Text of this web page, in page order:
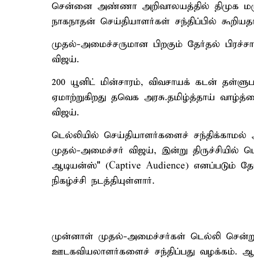
சென்னை அண்ணா அறிவாலயத்தில் திமுக
நாகநாதன் செய்தியாளர்கள் சந்திப்பில்
முதல்-அமைச்சருமான பிறகும் தேர்தல்
விஜய்.
200 யூனிட் மின்சாரம், விவசாயக் கடன்
ஏமாற்றுகிறது தவெக அரசு.தமிழ்த்தாய்
விஜய்.
டெல்லியில் செய்தியாளர்களைச்
முதல்-அமைச்சர் விஜய், இன்று திருச்சியில்
ஆடியன்ஸ்" (Captive Audience) எனப்படும்
நிகழ்ச்சி நடத்தியுள்ளார்.
முன்னாள் முதல்-அமைச்சர்கள் டெல்லி சென்று
ஊடகவியலாளர்களைச் சந்திப்பது வழக்கம்.